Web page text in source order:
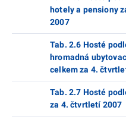
hotely a pensiony
2007
Tab. 2.6 Hosté
hromadná
celkem za 4.
Tab. 2.7 Hosté
za 4. čtvrtletí 2007